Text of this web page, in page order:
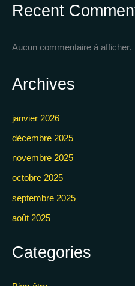
Recent
Aucun commentaire à afficher.
Archives
janvier 2026
décembre 2025
novembre 2025
octobre 2025
septembre 2025
août 2025
Categories